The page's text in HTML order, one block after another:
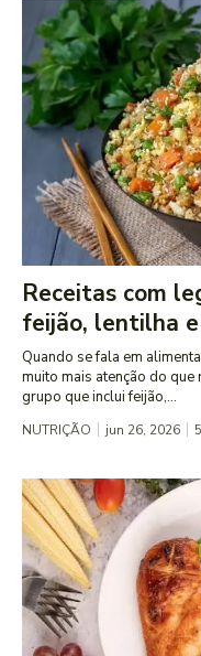
Receitas com
feijão, lentilha
Quando se fala em
muito mais atenção do que
grupo que inclui feijão,...
NUTRIÇÃO jun 26, 2026 5